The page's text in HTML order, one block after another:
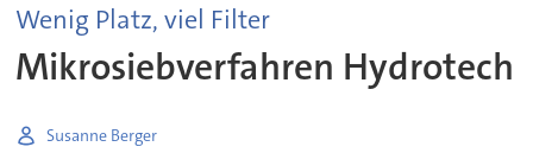
Wenig Platz, viel Filter
Mikrosiebverfahren Hydrotech
Susanne Berger